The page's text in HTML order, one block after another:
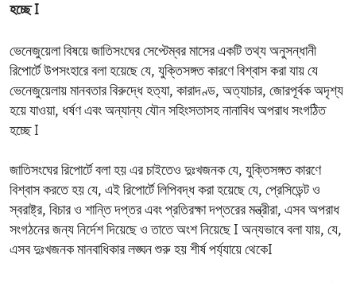
হচ্ছে I
ভেনেজুয়েলা বিষয়ে জাতিসংঘের সেপ্টেম্বর মাসের একটি তথ্য অনুসন্ধানী
রিপোর্টে উপসংহারে বলা হয়েছে যে, যুক্তিসঙ্গত কারণে বিশ্বাস করা যায় যে
ভেনেজুয়েলায় মানবতার বিরুদ্ধে হত্যা, কারাদণ্ড, অত্যাচার, জোরপূর্বক অদৃশ্য
হয়ে যাওয়া, ধর্ষণ এবং অন্যান্য যৌন সহিংসতাসহ নানাবিধ অপরাধ সংগঠিত
হচ্ছে I
জাতিসংঘের রিপোর্টে বলা হয় এর চাইতেও দুঃখজনক যে, যুক্তিসঙ্গত কারণে
বিশ্বাস করতে হয় যে, এই রিপোর্টে লিপিবদ্ধ করা হয়েছে যে, প্রেসিডেন্ট ও
স্বরাষ্ট্র, বিচার ও শান্তি দপ্তর এবং প্রতিরক্ষা দপ্তরের মন্ত্রীরা, এসব অপরাধ
সংগঠনের জন্য নির্দেশ দিয়েছে ও তাতে অংশ নিয়েছে I অন্যভাবে বলা যায়, যে,
এসব দুঃখজনক মানবাধিকার লঙ্ঘন শুরু হয় শীর্ষ পর্য্যায়ে থেকেI